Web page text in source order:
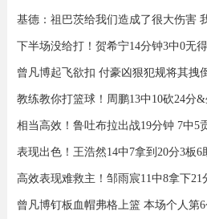
基德：祖巴茨给我们造成了很大伤害
下半场没给打！贺希宁14分钟3中0无
曾凡博起飞欲扣 付豪凶狠犯规将其拽
相当高效！鲁吐布拉出战19分钟 7中5
表现出色！王浩然14中7拿到20分3板6
高效表现难救主！邹雨宸11中8拿下21
曾凡博钉板血帽弗格上篮 本场个人第6